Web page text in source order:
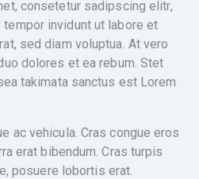
consetetur sadipscing elitr,
invidunt ut labore et
sed diam voluptua. At vero
dolores et ea rebum. Stet
takimata sanctus est Lorem
ac vehicula. Cras congue eros
erat bibendum. Cras turpis
posuere lobortis erat.